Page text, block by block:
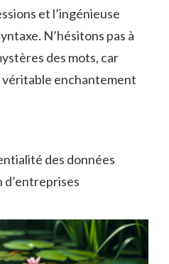
et‍ l’ingénieuse⁤
N’hésitons pas à
des mots, car
véritable​ enchantement
des données
d’entreprises